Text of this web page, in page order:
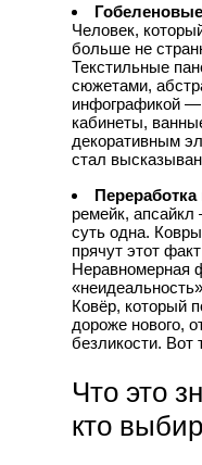
Человек,
больше не
Текстильные
сюжетами,
инфографикой —
кабинеты,
декоративным
стал
Переработка
ремейк,
суть одна.
прячут этот
Неравномерная
Ковёр, который
дороже нового,
безликости. Вот
Что это
кто